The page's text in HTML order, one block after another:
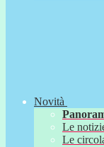
Novità
Le
Le